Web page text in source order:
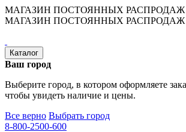
МАГАЗИН ПОСТОЯННЫХ РАСПРОДАЖ
МАГАЗИН ПОСТОЯННЫХ РАСПРОДАЖ
Каталог
Ваш город
Выберите город, в котором оформляете
чтобы увидеть наличие и цены.
Все верно Выбрать город
8-800-2500-600